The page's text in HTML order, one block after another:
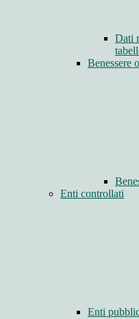
Dati
Benessere
Enti controllati
Enti